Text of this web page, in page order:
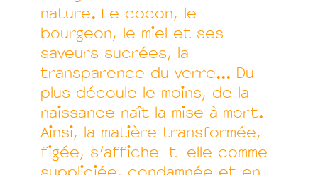
nature. Le cocon, le
bourgeon, le miel et ses
saveurs sucrées, la
transparence du verre... Du
plus découle le moins, de la
naissance naît la mise à mort.
Ainsi, la matière transformée,
figée, s’affiche-t-elle comme